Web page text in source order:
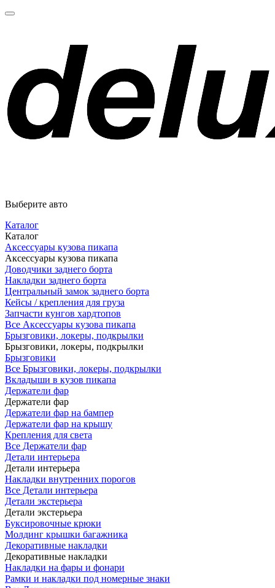
Выберите авто
Каталог
Каталог
Аксессуары кузова пикапа
Аксессуары кузова пикапа
Доводчики заднего борта
Накладки заднего борта
Центральный замок заднего борта
Кейсы / крепления для груза
Запчасти кунгов хардтопов
Все Аксессуары кузова пикапа
Брызговики, локеры, подкрылки
Брызговики, локеры, подкрылки
Брызговики
Все Брызговики, локеры, подкрылки
Вкладыши в кузов пикапа
Держатели фар
Держатели фар
Держатели фар на бампер
Держатели фар на крышу
Крепления для света
Все Держатели фар
Детали интерьера
Детали интерьера
Накладки внутренних порогов
Все Детали интерьера
Детали экстерьера
Детали экстерьера
Буксировочные крюки
Молдинг крышки багажника
Декоративные накладки
Декоративные накладки
Накладки на фары и фонари
Рамки и накладки под номерные знаки